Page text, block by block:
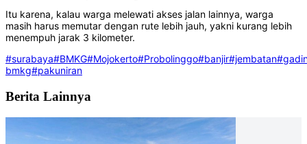
Itu karena, kalau warga melewati akses jalan lainnya, warga
masih harus memutar dengan rute lebih jauh, yakni kurang lebih
menempuh jarak 3 kilometer.
#surabaya#BMKG#Mojokerto#Probolinggo#banjir#jembatan
bmkg#pakuniran
Berita Lainnya